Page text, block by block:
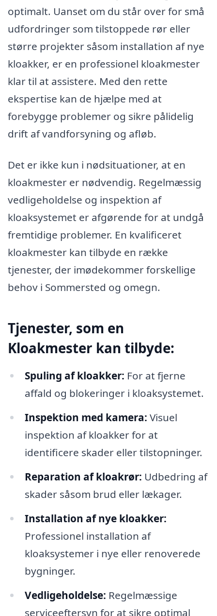
optimalt. Uanset om du står over for små
udfordringer som tilstoppede rør eller
større projekter såsom installation af nye
kloakker, er en professionel kloakmester
klar til at assistere. Med den rette
ekspertise kan de hjælpe med at
forebygge problemer og sikre pålidelig
drift af vandforsyning og afløb.
Det er ikke kun i nødsituationer, at en
kloakmester er nødvendig. Regelmæssig
vedligeholdelse og inspektion af
kloaksystemet er afgørende for at undgå
fremtidige problemer. En kvalificeret
kloakmester kan tilbyde en række
tjenester, der imødekommer forskellige
behov i Sommersted og omegn.
Tjenester, som en
Kloakmester kan tilbyde:
Spuling af kloakker: For at fjerne
affald og blokeringer i kloaksystemet.
Inspektion med kamera: Visuel
inspektion af kloakker for at
identificere skader eller tilstopninger.
Reparation af kloakrør: Udbedring af
skader såsom brud eller lækager.
Installation af nye kloakker:
Professionel installation af
kloaksystemer i nye eller renoverede
bygninger.
Vedligeholdelse: Regelmæssige
serviceeftersyn for at sikre optimal